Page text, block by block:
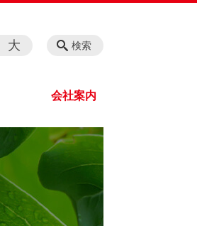
会社案内
検索
大